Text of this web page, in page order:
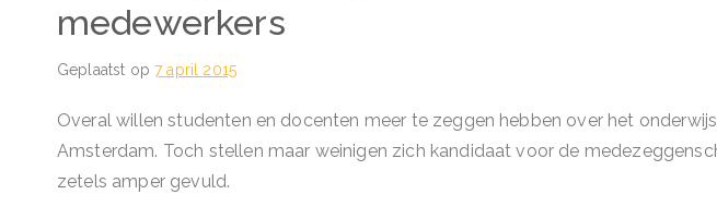
medewerkers
Geplaatst op7 april 2015
Overal willen studenten en docenten meer te zeggen hebben over het
Amsterdam. Toch stellen maar weinigen zich kandidaat voor de
zetels amper gevuld.